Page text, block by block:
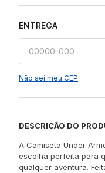
ENTREGA
Não sei meu CEP
DESCRIÇÃO DO
A Camiseta Under
escolha perfeita para
qualquer aventura.